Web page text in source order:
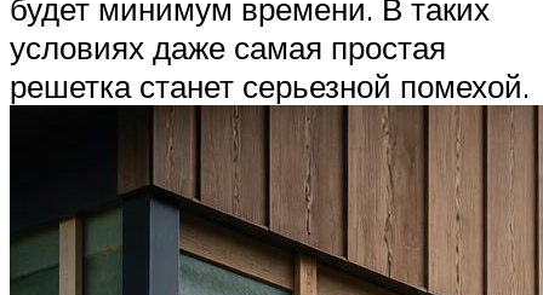
будет минимум времени. В таких
условиях даже самая простая
решетка станет серьезной помехой.